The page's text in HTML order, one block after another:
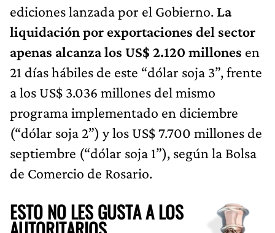
ediciones lanzada por el Gobierno. La
liquidación por exportaciones del sector
apenas alcanza los US$ 2.120 millones en
21 días hábiles de este “dólar soja 3”, frente
a los US$ 3.036 millones del mismo
programa implementado en diciembre
(“dólar soja 2”) y los US$ 7.700 millones de
septiembre (“dólar soja 1”), según la Bolsa
de Comercio de Rosario.
ESTO NO LES GUSTA A LOS